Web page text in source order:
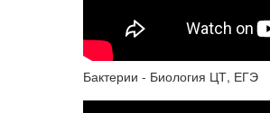
Бактерии - Биология ЦТ, ЕГЭ